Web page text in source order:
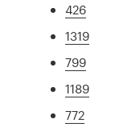
426
1319
799
1189
772